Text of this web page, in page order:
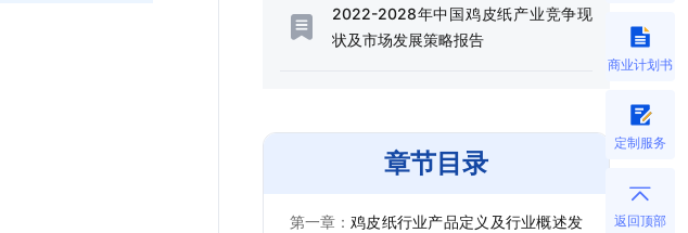
2022-2028年中国鸡皮纸产业竞争现
状及市场发展策略报告
章节目录
第一章： 鸡皮纸行业产品定义及行业概述发
商业计划书
定制服务
返回顶部